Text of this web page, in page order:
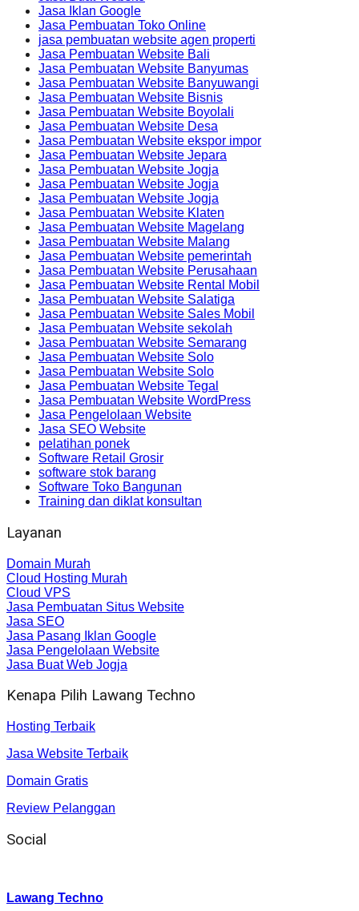
Jasa Iklan Google
Jasa Pembuatan Toko Online
jasa pembuatan website agen properti
Jasa Pembuatan Website Bali
Jasa Pembuatan Website Banyumas
Jasa Pembuatan Website Banyuwangi
Jasa Pembuatan Website Bisnis
Jasa Pembuatan Website Boyolali
Jasa Pembuatan Website Desa
Jasa Pembuatan Website ekspor impor
Jasa Pembuatan Website Jepara
Jasa Pembuatan Website Jogja
Jasa Pembuatan Website Jogja
Jasa Pembuatan Website Jogja
Jasa Pembuatan Website Klaten
Jasa Pembuatan Website Magelang
Jasa Pembuatan Website Malang
Jasa Pembuatan Website pemerintah
Jasa Pembuatan Website Perusahaan
Jasa Pembuatan Website Rental Mobil
Jasa Pembuatan Website Salatiga
Jasa Pembuatan Website Sales Mobil
Jasa Pembuatan Website sekolah
Jasa Pembuatan Website Semarang
Jasa Pembuatan Website Solo
Jasa Pembuatan Website Solo
Jasa Pembuatan Website Tegal
Jasa Pembuatan Website WordPress
Jasa Pengelolaan Website
Jasa SEO Website
pelatihan ponek
Software Retail Grosir
software stok barang
Software Toko Bangunan
Training dan diklat konsultan
Layanan
Domain Murah
Cloud Hosting Murah
Cloud VPS
Jasa Pembuatan Situs Website
Jasa SEO
Jasa Pasang Iklan Google
Jasa Pengelolaan Website
Jasa Buat Web Jogja
Kenapa Pilih Lawang Techno
Hosting Terbaik
Jasa Website Terbaik
Domain Gratis
Review Pelanggan
Social
Lawang Techno